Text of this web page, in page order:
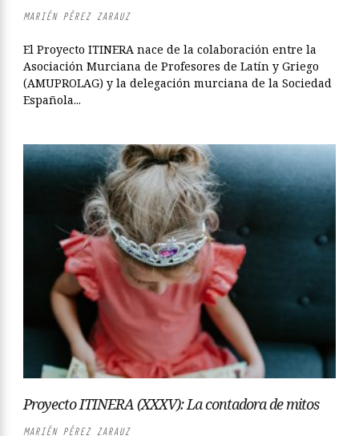
MARIÉN PÉREZ ZARAUZ
El Proyecto ITINERA nace de la colaboración entre la
Asociación Murciana de Profesores de Latín y Griego
(AMUPROLAG) y la delegación murciana de la Sociedad
Española...
Proyecto ITINERA (XXXV): La contadora de mitos
MARIÉN PÉREZ ZARAUZ